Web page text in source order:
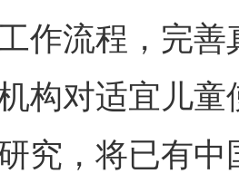
作流程，完
构对适宜儿
究，将已有